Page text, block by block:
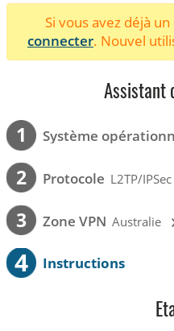
Si vous avez déjà
connecter. Nouvel
Assistant
1 Système
2 Protocole L2TP/IPSec
3 Zone VPN Australie
4 Instructions